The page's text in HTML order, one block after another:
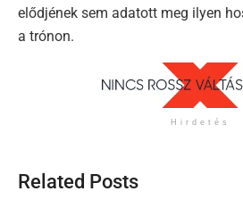
elődjének sem adatott meg ilyen
a trónon.
Hirdetés
Related Posts